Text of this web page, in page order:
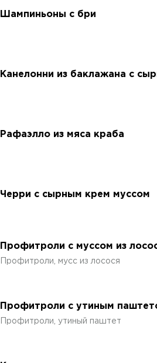
Шампиньоны с бри
Канелонни из баклажана с
Рафаэлло из мяса краба
Черри с сырным крем муссом
Профитроли с муссом из
Профитроли, мусс из лосося
Профитроли с утиным
Профитроли, утиный паштет